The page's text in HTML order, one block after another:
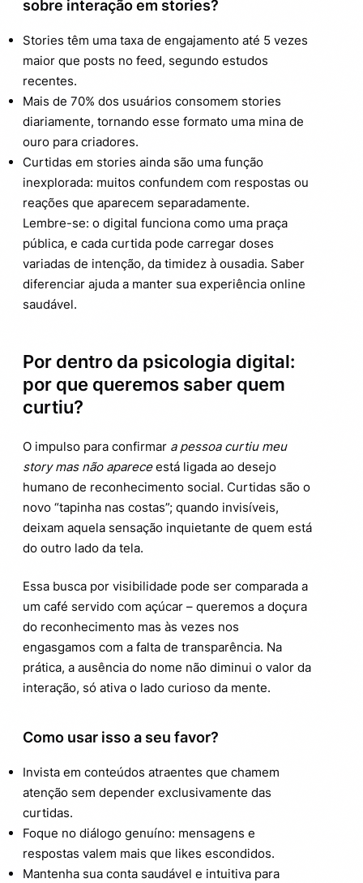
sobre interação em stories?
Stories têm uma taxa de engajamento até 5 vezes
maior que posts no feed, segundo estudos
recentes.
Mais de 70% dos usuários consomem stories
diariamente, tornando esse formato uma mina de
ouro para criadores.
Curtidas em stories ainda são uma função
inexplorada: muitos confundem com respostas ou
reações que aparecem separadamente.
Lembre-se: o digital funciona como uma praça
pública, e cada curtida pode carregar doses
variadas de intenção, da timidez à ousadia. Saber
diferenciar ajuda a manter sua experiência online
saudável.
Por dentro da psicologia digital:
por que queremos saber quem
curtiu?
O impulso para confirmar a pessoa curtiu meu
story mas não apareceestá ligada ao desejo
humano de reconhecimento social. Curtidas são o
novo “tapinha nas costas”; quando invisíveis,
deixam aquela sensação inquietante de quem está
do outro lado da tela.
Essa busca por visibilidade pode ser comparada a
um café servido com açúcar – queremos a doçura
do reconhecimento mas às vezes nos
engasgamos com a falta de transparência. Na
prática, a ausência do nome não diminui o valor da
interação, só ativa o lado curioso da mente.
Como usar isso a seu favor?
Invista em conteúdos atraentes que chamem
atenção sem depender exclusivamente das
curtidas.
Foque no diálogo genuíno: mensagens e
respostas valem mais que likes escondidos.
Mantenha sua conta saudável e intuitiva para